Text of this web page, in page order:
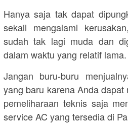
Hanya saja tak dapat
sekali mengalami
sudah tak lagi muda dan
dalam waktu yang relatif lama.
Jangan buru-buru
yang baru karena Anda
pemeliharaan teknis saja
service AC yang tersedia di